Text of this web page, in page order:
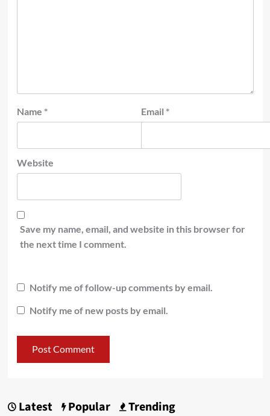
Name * Email *
Website
Save my name, email, and website in this browser for
the next time I comment.
Notify me of follow-up comments by email.
Notify me of new posts by email.
Latest Popular Trending